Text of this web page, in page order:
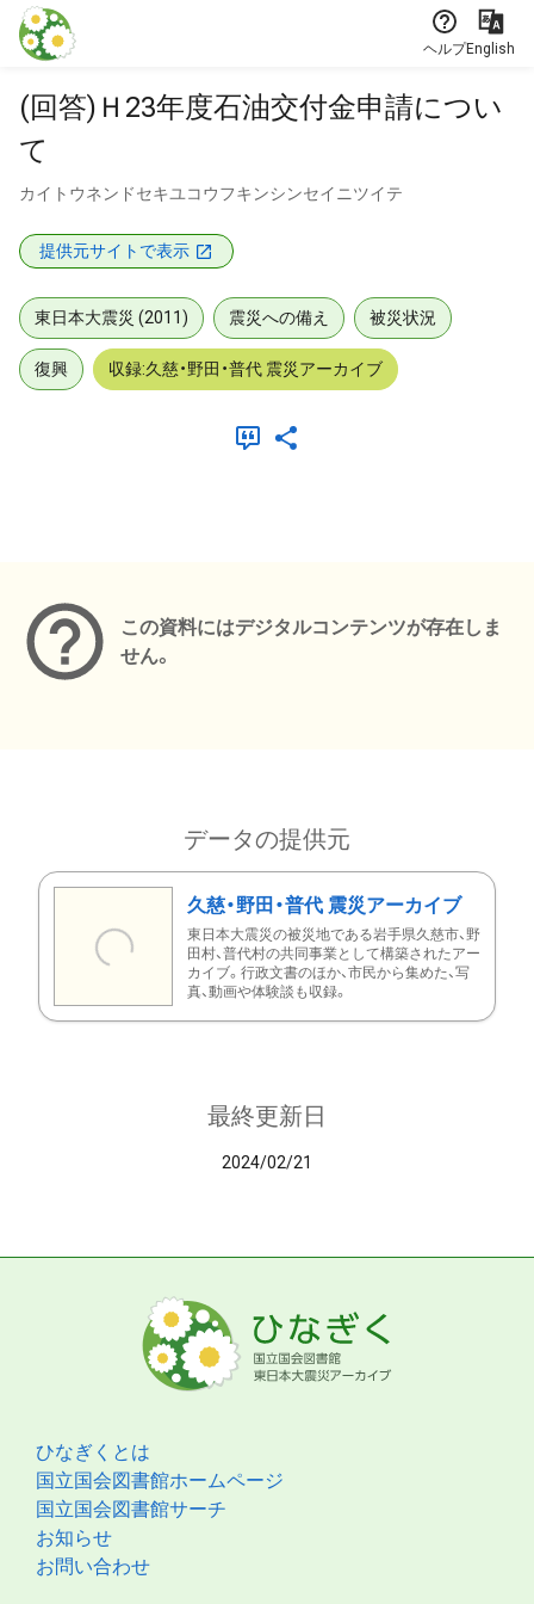
本文に飛ぶ
ヘルプEnglish
(回答)Ｈ23年度石油交付金申請につい
て
カイトウネンドセキユコウフキンシンセイニツイテ
提供元サイトで表示
東日本大震災 (2011) 震災への備え 被災状況
復興 収録:久慈・野田・普代 震災アーカイブ
この資料にはデジタルコンテンツが存在しま
せん。
データの提供元
久慈・野田・普代 震災アーカイブ
東日本大震災の被災地である岩手県久慈市、野
田村、普代村の共同事業として構築されたアー
カイブ。行政文書のほか、市民から集めた、写
真、動画や体験談も収録。
最終更新日
2024/02/21
ひなぎくとは
国立国会図書館ホームページ
国立国会図書館サーチ
お知らせ
お問い合わせ